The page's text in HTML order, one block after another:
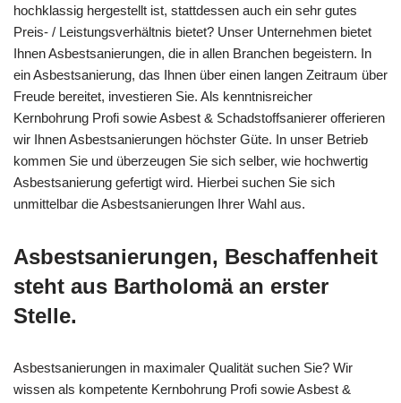
hochklassig hergestellt ist, stattdessen auch ein sehr gutes
Preis- / Leistungsverhältnis bietet? Unser Unternehmen bietet
Ihnen Asbestsanierungen, die in allen Branchen begeistern. In
ein Asbestsanierung, das Ihnen über einen langen Zeitraum über
Freude bereitet, investieren Sie. Als kenntnisreicher
Kernbohrung Profi sowie Asbest & Schadstoffsanierer offerieren
wir Ihnen Asbestsanierungen höchster Güte. In unser Betrieb
kommen Sie und überzeugen Sie sich selber, wie hochwertig
Asbestsanierung gefertigt wird. Hierbei suchen Sie sich
unmittelbar die Asbestsanierungen Ihrer Wahl aus.
Asbestsanierungen, Beschaffenheit
steht aus Bartholomä an erster
Stelle.
Asbestsanierungen in maximaler Qualität suchen Sie? Wir
wissen als kompetente Kernbohrung Profi sowie Asbest &